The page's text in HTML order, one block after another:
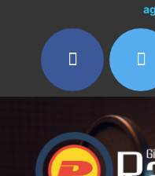
contenido